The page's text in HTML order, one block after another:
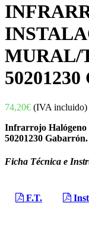
MURAL/
74,20€ (IVA incluido)
Infrarrojo Halógeno
50201230 Gabarrón.
Ficha Técnica e
F.T.